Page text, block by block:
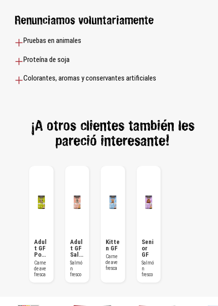
Renunciamos voluntariamente
Pruebas en animales
Proteína de soja
Colorantes, aromas y conservantes artificiales
¡A otros clientes también les
pareció interesante!
Adul
t GF
Poul
try
Carne
de ave
fresca
Adul
t GF
Salm
on
Salmó
n
fresco
Kitte
n GF
Carne
de ave
fresca
Seni
or
GF
Salmó
n
fresco